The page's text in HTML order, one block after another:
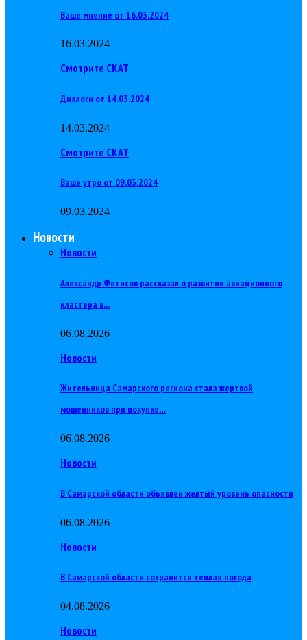
Ваше мнение от 16.03.2024
16.03.2024
Смотрите СКАТ
Диалоги от 14.03.2024
14.03.2024
Смотрите СКАТ
Ваше утро от 09.03.2024
09.03.2024
Новости
Новости
Александр Фетисов рассказал о развитии авиационного
кластера в…
06.08.2026
Новости
Жительница Самарского региона стала жертвой
мошенников при покупке…
06.08.2026
Новости
В Самарской области объявлен желтый уровень опасности
06.08.2026
Новости
В Самарской области сохранится теплая погода
04.08.2026
Новости